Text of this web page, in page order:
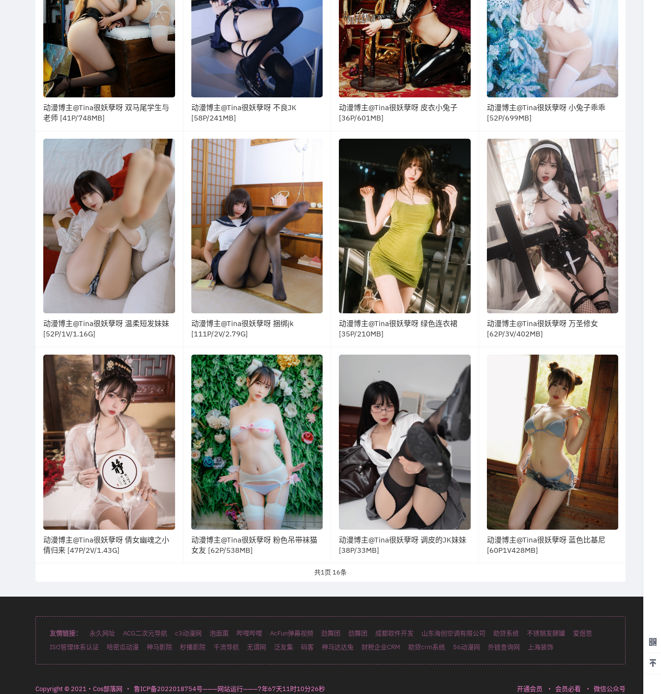
动漫博主@Tina很妖孽呀 双马尾学生与
老师 [41P/748MB]
动漫博主@Tina很妖孽呀 不良JK
[58P/241MB]
动漫博主@Tina很妖孽呀 皮衣小兔子
[36P/601MB]
动漫博主@Tina很妖孽呀 小兔子乖乖
[52P/699MB]
动漫博主@Tina很妖孽呀 温柔短发妹妹
[52P/1V/1.16G]
动漫博主@Tina很妖孽呀 捆绑jk
[111P/2V/2.79G]
动漫博主@Tina很妖孽呀 绿色连衣裙
[35P/210MB]
动漫博主@Tina很妖孽呀 万圣修女
[62P/3V/402MB]
动漫博主@Tina很妖孽呀 倩女幽魂之小
倩归来 [47P/2V/1.43G]
动漫博主@Tina很妖孽呀 粉色吊带袜猫
女友 [62P/538MB]
动漫博主@Tina很妖孽呀 调皮的JK妹妹
[38P/33MB]
动漫博主@Tina很妖孽呀 蓝色比基尼
[60P1V428MB]
共1页 16条
友情链接： 永久网址 ACG二次元导航 c3动漫网 泡面菌 哔哩哔哩 AcFun弹幕视频 劲舞团 劲舞团 成都软件开发 山东海创空调有限公司 助贷系统 不锈钢发酵罐
爱煜思
ISO管理体系认证
哈密瓜动漫 神马影院 秒播影院 千流导航 无谓网 泛友集 码客 神马达达兔 财税企业CRM 助贷crm系统 56动漫网 外链查询网 上海装饰
Copyright © 2021・Cos部落网 ・ 鲁ICP备2022018754号———网站运行———7年67天11时10分28秒 开通会员 ・ 会员必看 ・ 微信公众号